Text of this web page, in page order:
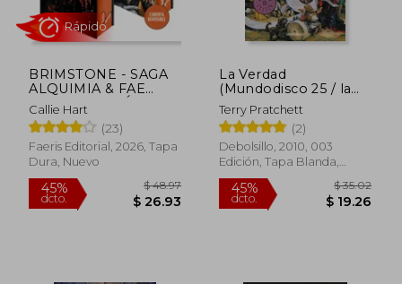
BRIMSTONE - SAGA
ALQUIMIA & FAE
VOL. 2 (EDICIÓN EN
TAPA DURA Y
CANTOS TINTADOS)
Callie Hart
(23)
Faeris Editorial, 2026, Tapa
Dura, Nuevo
Rápido
La Verdad
(Mundodisco 25 / la
Guardia de la Ciudad
6)
Terry Pratchett
(2)
Debolsillo, 2010, 003
Edición, Tapa Blanda,
Nuevo